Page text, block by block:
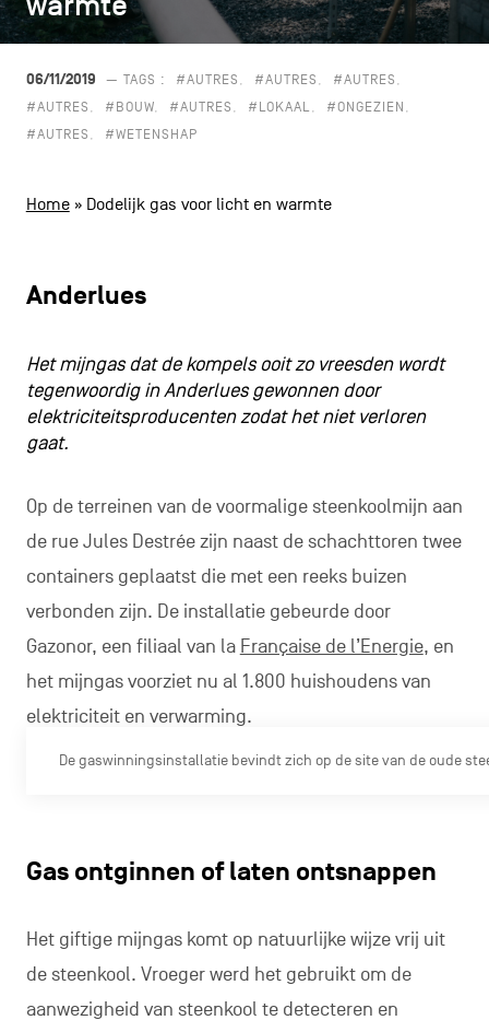
navigatie
06/11/2019 — TAGS : #AUTRES #AUTRES
#AUTRES
#AUTRES
#BOUW #AUTRES #LOKAAL
#ONGEZIEN
#AUTRES
#WETENSHAP
Home» Dodelijk gas voor licht en warmte
Anderlues
Het mijngas dat de kompels ooit zo vreesden wordt
tegenwoordig in Anderlues gewonnen door
elektriciteitsproducenten zodat het niet verloren
gaat.
Op de terreinen van de voormalige steenkoolmijn aan
de rue Jules Destrée zijn naast de schachttoren twee
containers geplaatst die met een reeks buizen
verbonden zijn. De installatie gebeurde door
Gazonor, een filiaal van la Française de l’Energie, en
het mijngas voorziet nu al 1.800 huishoudens van
elektriciteit en verwarming.
De gaswinningsinstallatie bevindt zich op de site van de oude
Gas ontginnen of laten ontsnappen
Het giftige mijngas komt op natuurlijke wijze vrij uit
de steenkool. Vroeger werd het gebruikt om de
aanwezigheid van steenkool te detecteren en